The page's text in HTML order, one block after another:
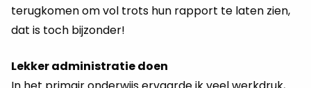
terugkomen om vol trots hun rapport te laten zien,
dat is toch bijzonder!
Lekker administratie doen